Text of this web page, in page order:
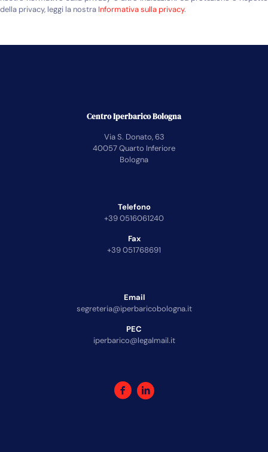
della privacy, leggi la nostra Informativa sulla privacy.
Centro Iperbarico Bologna
Via S. Donato, 63
40057 Quarto Inferiore
Bologna
Telefono
+39 0516061240
Fax
+39 051768691
Email
segreteria@iperbaricobologna.it
PEC
iperbarico@legalmail.it